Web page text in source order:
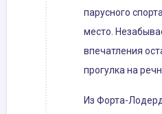
парусного
место.
впечатления
прогулка на
Из Форта-